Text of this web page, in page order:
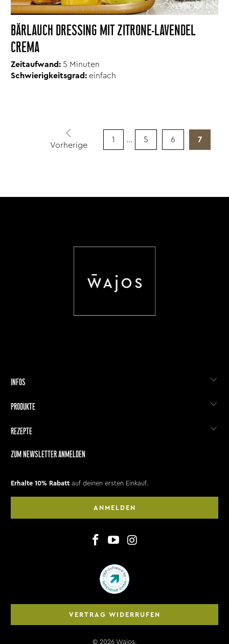
BÄRLAUCH DRESSING MIT ZITRONE-LAVENDEL
CREMA
Zeitaufwand: 5 Minuten
Schwierigkeitsgrad: einfach
Vorherige
1 … 5 6 7
INFOS
PRODUKTE
REZEPTE
ZUM NEWSLETTER ANMELDEN
Erhalte 10% Rabatt auf deinen ersten Einkauf.
ANMELDEN
VERTRAG WIDERRUFEN
© 2026 Wajos.